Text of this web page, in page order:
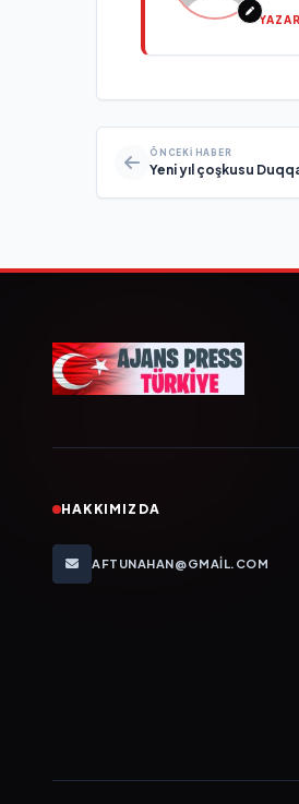
ÖNCEKI HABER
Yeni yıl çoşkusu
HAKKIMIZDA
AFTUNAHAN@GMAIL.COM